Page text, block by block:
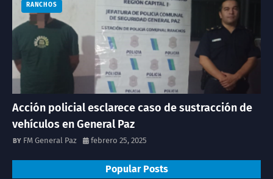
RANCHOS
Acción policial esclarece caso de sustracción de
vehículos en General Paz
FM General Paz febrero 25, 2025
Popular Posts